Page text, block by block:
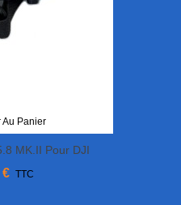
Au Panier
MK.II Pour DJI
- True RC
€ TTC